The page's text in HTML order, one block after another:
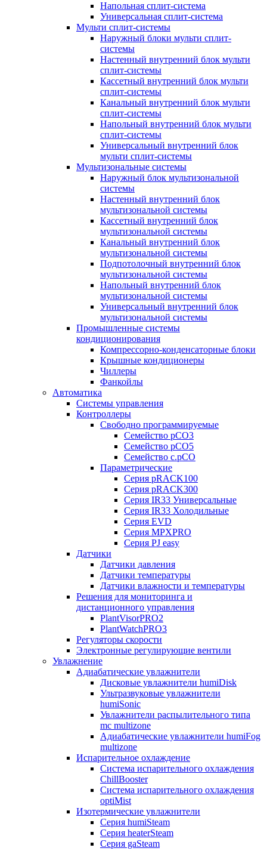
Напольная сплит-система
Универсальная сплит-система
Мульти сплит-системы
Наружный блоки мульти сплит-
системы
Настенный внутренний блок мульти
сплит-системы
Кассетный внутренний блок мульти
сплит-системы
Канальный внутренний блок мульти
сплит-системы
Напольный внутренний блок мульти
сплит-системы
Универсальный внутренний блок
мульти сплит-системы
Мультизональные системы
Наружный блок мультизональной
системы
Настенный внутренний блок
мультизональной системы
Кассетный внутренний блок
мультизональной системы
Канальный внутренний блок
мультизональной системы
Подпотолочный внутренний блок
мультизональной системы
Напольный внутренний блок
мультизональной системы
Универсальный внутренний блок
мультизональной системы
Промышленные системы
кондиционирования
Компрессорно-конденсаторные блоки
Крышные кондиционеры
Чиллеры
Фанкойлы
Автоматика
Системы управления
Контроллеры
Свободно программируемые
Семейство pCO3
Семейство pCO5
Семейство c.pCO
Параметрические
Серия pRACK100
Серия pRACK300
Серия IR33 Универсальные
Серия IR33 Холодильные
Серия EVD
Серия MPXPRO
Серия PJ easy
Датчики
Датчики давления
Датчики температуры
Датчики влажности и температуры
Решения для мониторинга и
дистанционного управления
PlantVisorPRO2
PlantWatchPRO3
Регуляторы скорости
Электронные регулирующие вентили
Увлажнение
Адиабатические увлажнители
Дисковые увлажнители humiDisk
Ультразвуковые увлажнители
humiSonic
Увлажнители распылительного типа
mc multizone
Адиабатические увлажнители humiFog
multizone
Испарительное охлаждение
Система испарительного охлаждения
ChillBooster
Система испарительного охлаждения
optiMist
Изотермические увлажнители
Серия humiSteam
Серия heaterSteam
Серия gaSteam